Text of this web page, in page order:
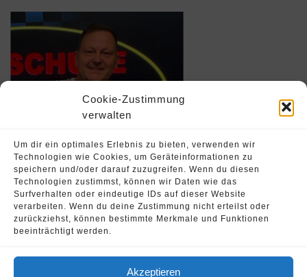
Cookie-Zustimmung
verwalten
Um dir ein optimales Erlebnis zu bieten, verwenden wir
Technologien wie Cookies, um Geräteinformationen zu
speichern und/oder darauf zuzugreifen. Wenn du diesen
Technologien zustimmst, können wir Daten wie das
Surfverhalten oder eindeutige IDs auf dieser Website
verarbeiten. Wenn du deine Zustimmung nicht erteilst oder
zurückziehst, können bestimmte Merkmale und Funktionen
beeinträchtigt werden.
Akzeptieren
Oliver Strohschein – Fahrschule Runnersdrive